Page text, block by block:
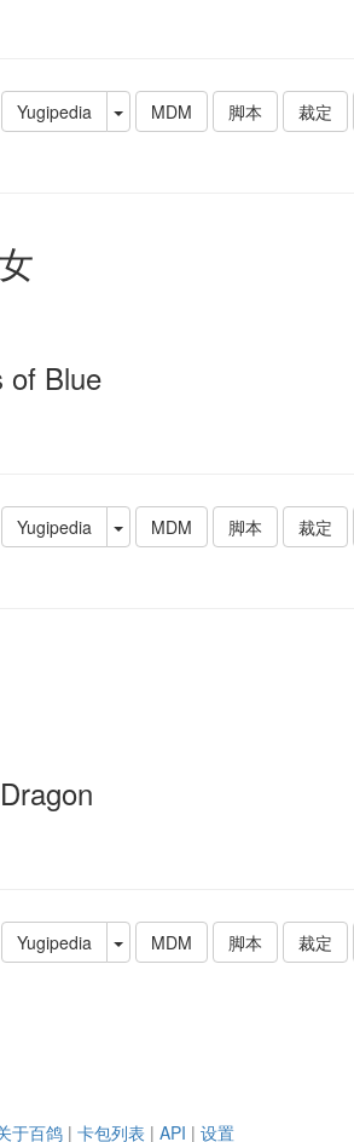
Yugipedia MDM 脚本 裁定
of Blue
Yugipedia MDM 脚本 裁定
Yugipedia MDM 脚本 裁定
于百鸽 | 卡包列表 | API | 设置